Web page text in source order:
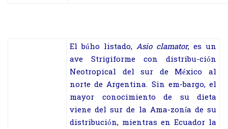
El búho listado, Asio clamator, es un
ave Strigiforme con distribu-ción
Neotropical del sur de México al
norte de Argentina. Sin em-bargo, el
mayor conocimiento de su dieta
viene del sur de la Ama-zonía de su
distribución, mientras en Ecuador la